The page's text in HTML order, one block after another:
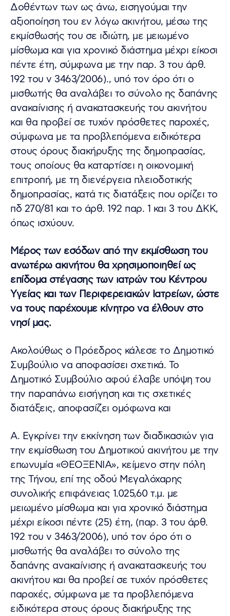
Δοθέντων των ως άνω, εισηγούμαι την
αξιοποίηση του εν λόγω ακινήτου, μέσω της
εκμίσθωσής του σε ιδιώτη, με μειωμένο
μίσθωμα και για χρονικό διάστημα μέχρι είκοσι
πέντε έτη, σύμφωνα με την παρ. 3 του άρθ.
192 του ν 3463/2006)., υπό τον όρο ότι ο
μισθωτής θα αναλάβει το σύνολο ης δαπάνης
ανακαίνισης ή ανακατασκευής του ακινήτου
και θα προβεί σε τυχόν πρόσθετες παροχές,
σύμφωνα με τα προβλεπόμενα ειδικότερα
στους όρους διακήρυξης της δημοπρασίας,
τους οποίους θα καταρτίσει η οικονομική
επιτροπή, με τη διενέργεια πλειοδοτικής
δημοπρασίας, κατά τις διατάξεις που ορίζει το
πδ 270/81 και το άρθ. 192 παρ. 1 και 3 του ΔΚΚ,
όπως ισχύουν.
Μέρος των εσόδων από την εκμίσθωση του
ανωτέρω ακινήτου θα χρησιμοποιηθεί ως
επίδομα στέγασης των ιατρών του Κέντρου
Υγείας και των Περιφερειακών Ιατρείων, ώστε
να τους παρέχουμε κίνητρο να έλθουν στο
νησί μας.
Ακολούθως ο Πρόεδρος κάλεσε το Δημοτικό
Συμβούλιο να αποφασίσει σχετικά. Το
Δημοτικό Συμβούλιο αφού έλαβε υπόψη του
την παραπάνω εισήγηση και τις σχετικές
διατάξεις, αποφασίζει ομόφωνα και
Α. Εγκρίνει την εκκίνηση των διαδικασιών για
την εκμίσθωση του Δημοτικού ακινήτου με την
επωνυμία «ΘΕΟΞΕΝΙΑ», κείμενο στην πόλη
της Τήνου, επί της οδού Μεγαλόχαρης
συνολικής επιφάνειας 1.025,60 τ.μ. με
μειωμένο μίσθωμα και για χρονικό διάστημα
μέχρι είκοσι πέντε (25) έτη, (παρ. 3 του άρθ.
192 του ν 3463/2006), υπό τον όρο ότι ο
μισθωτής θα αναλάβει το σύνολο της
δαπάνης ανακαίνισης ή ανακατασκευής του
ακινήτου και θα προβεί σε τυχόν πρόσθετες
παροχές, σύμφωνα με τα προβλεπόμενα
ειδικότερα στους όρους διακήρυξης της